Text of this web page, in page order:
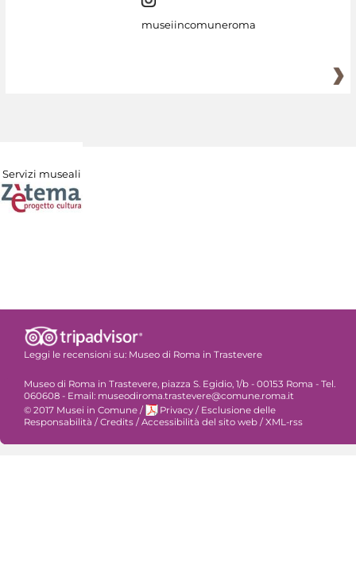
museiincomuneroma
Servizi museali
Leggi le recensioni su: Museo di Roma in Trastevere
Museo di Roma in Trastevere, piazza S. Egidio, 1/b - 00153 Roma - Tel.
060608 - Email: museodiroma.trastevere@comune.roma.it
© 2017 Musei in Comune / Privacy / Esclusione delle
Responsabilità / Credits / Accessibilità del sito web / XML-rss